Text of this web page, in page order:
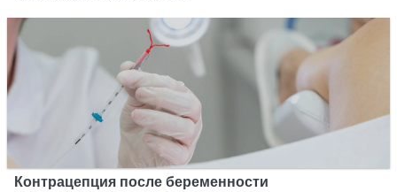
Контрацепция после беременности